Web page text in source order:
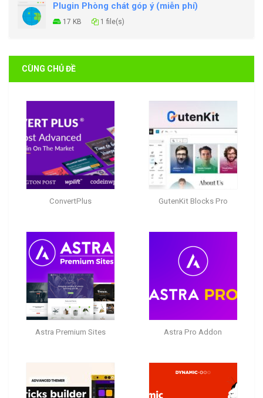
Plugin Phòng chát góp ý (miễn phí)
17 KB 1 file(s)
CÙNG CHỦ ĐỀ
ConvertPlus GutenKit Blocks Pro
Astra Premium Sites Astra Pro Addon